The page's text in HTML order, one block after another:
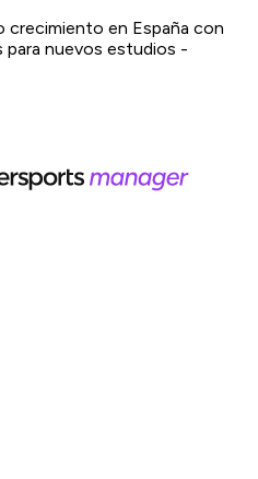
crecimiento en España con
para nuevos estudios -